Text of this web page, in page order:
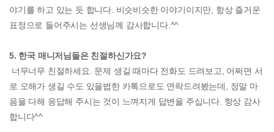
야기를 하고 있는 듯 합니다. 비슷비슷한 이야기이지만, 항상 즐거운
표정으로 들어주시는 선생님께 감사합니다.^^
5. 한국 매니저님들은 친절하신가요?
너무너무 친절하세요. 문제 생길 때마다 전화도 드려보고, 어쩌면 서
로 오해가 생길 수도 있을법한 카톡으로도 연락드려봤는데, 정말 마
음을 다해 응답해 주시는 것이 느껴지게 답변을 주십니다. 항상 감사
합니다^^